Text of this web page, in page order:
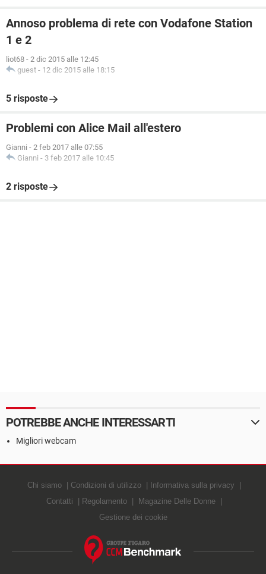
Annoso problema di rete con Vodafone Station
1 e 2
liot68 - 2 dic 2015 alle 12:45
guest - 12 dic 2015 alle 18:15
5 risposte
Problemi con Alice Mail all'estero
Gianni - 2 feb 2017 alle 07:55
Gianni - 3 feb 2017 alle 10:45
2 risposte
POTREBBE ANCHE INTERESSARTI
Migliori webcam
Chi siamo Condizioni di utilizzo
Informativa sulla privacy
Contatti
Regolamento
Magazine Delle Donne
Gestione dei cookie